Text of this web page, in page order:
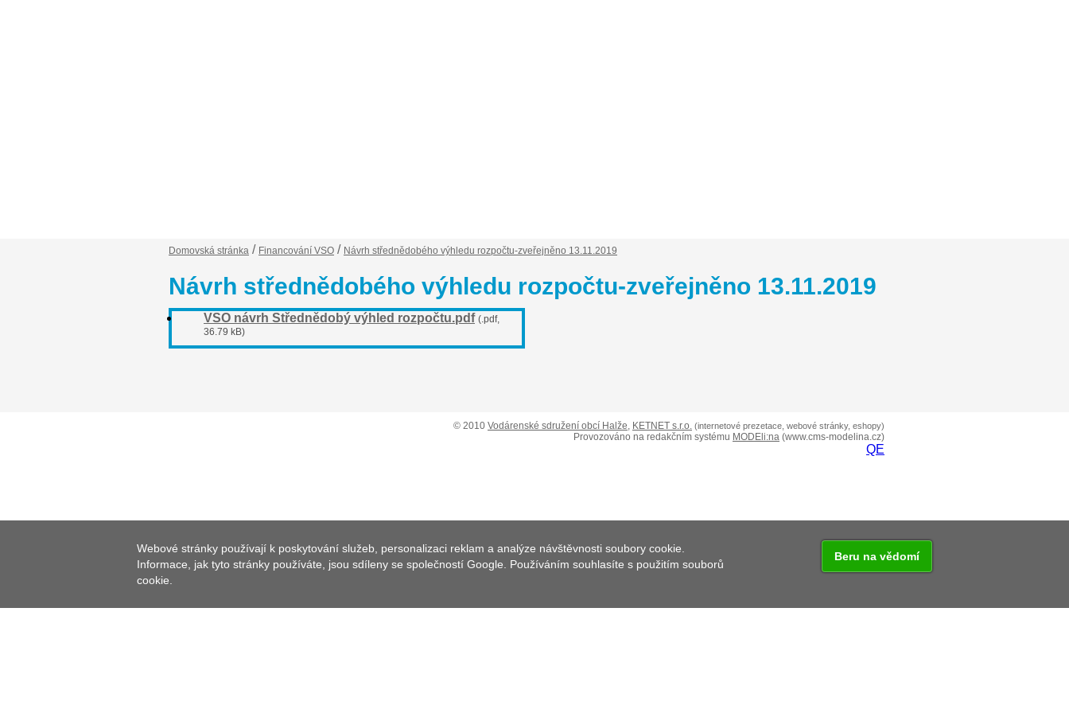
Domovská stránka / Financování VSO / Návrh střednědobého výhledu rozpočtu-zveřejněno 13.11.2019
Návrh střednědobého výhledu rozpočtu-zveřejněno 13.11.2019
VSO návrh Střednědobý výhled rozpočtu.pdf (.pdf,
36.79 kB)
© 2010 Vodárenské sdružení obcí Halže, KETNET s.r.o. (internetové prezetace, webové stránky, eshopy)
Provozováno na redakčním systému MODEli:na (www.cms-modelina.cz)
QE
Webové stránky používají k poskytování služeb, personalizaci reklam a analýze návštěvnosti soubory cookie.
Informace, jak tyto stránky používáte, jsou sdíleny se společností Google. Používáním souhlasíte s použitím souborů
cookie.
Beru na vědomí